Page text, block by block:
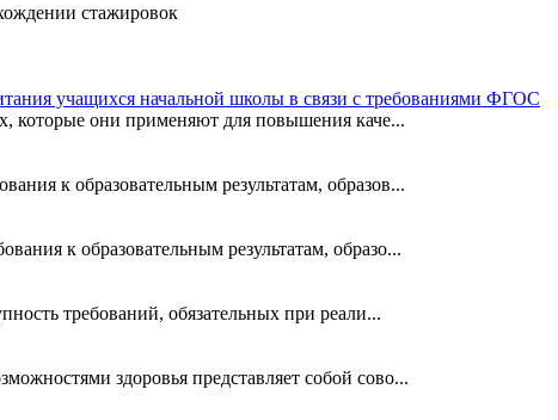
стажировок
учащихся начальной школы в связи с требованиями ФГОС
которые они применяют для повышения каче...
к образовательным результатам, образов...
к образовательным результатам, образо...
требований, обязательных при реали...
здоровья представляет собой сово...